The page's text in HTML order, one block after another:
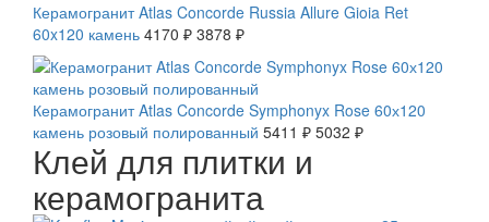
Керамогранит Atlas Concorde Russia Allure Gioia Ret
60x120 камень 4170 ₽ 3878 ₽
Керамогранит Atlas Concorde Symphonyx Rose 60х120
камень розовый полированный 5411 ₽ 5032 ₽
Клей для плитки и
керамогранита